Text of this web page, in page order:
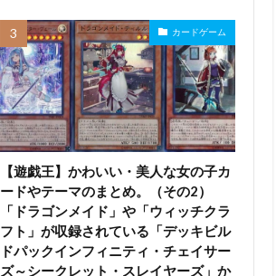
カードゲーム
【遊戯王】かわいい・美人な女の子カ
ードやテーマのまとめ。（その2）
「ドラゴンメイド」や「ウィッチクラ
フト」が収録されている「デッキビル
ドパックインフィニティ・チェイサー
ズ～シークレット・スレイヤーズ」か